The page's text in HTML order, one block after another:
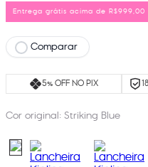
Entrega grátis acima de R$999,00
Comparar
5% OFF NO PIX
Cor original: Striking Blue